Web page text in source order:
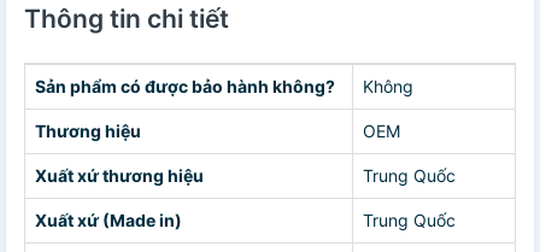
Thông tin chi tiết
Sản phẩm có được bảo hành không? Không
Thương hiệu OEM
Xuất xứ thương hiệu Trung Quốc
Xuất xứ (Made in) Trung Quốc